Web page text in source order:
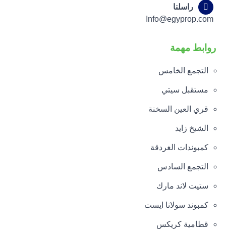
راسلنا
Info@egyprop.com
روابط مهمة
التجمع الخامس
مستقبل سيتي
قري العين السخنة
الشيخ زايد
كمبوندات الغردقة
التجمع السادس
ستيت لاند مارك
كمبوند سولانا ايست
قطامية كريكس